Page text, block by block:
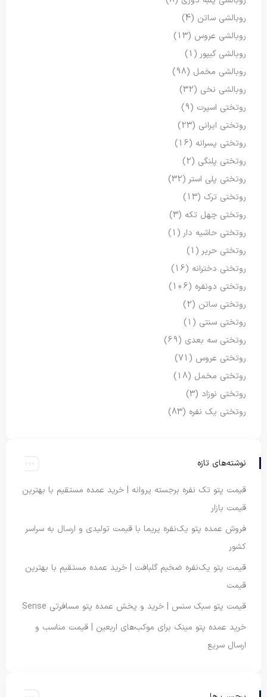
روبالشی ساتن (4)
روبالشی عروس (13)
روبالشی گیپور (1)
روبالشی مخمل (98)
روبالشی نخی (32)
روتختی اسپرت (9)
روتختی ایرانی (23)
روتختی پسرانه (16)
روتختی پلنگی (2)
روتختی پلی استر (32)
روتختی ترک (13)
روتختی چهل تکه (3)
روتختی حاشیه دار (1)
روتختی حریر (1)
روتختی دخترانه (16)
روتختی دونفره (106)
روتختی ساتن (2)
روتختی سنتی (1)
روتختی سه بعدی (69)
روتختی عروس (71)
روتختی مخمل (18)
روتختی نوزاد (3)
روتختی یک نفره (83)
نوشته‌های تازه
قیمت پتو تک نفره برجسته پروانه | خرید عمده مستقیم با بهترین
قیمت بازار
فروش عمده پتو یک‌نفره پریما با قیمت تولیدی و ارسال به سراسر
کشور
قیمت پتو یک‌نفره ضخیم گلبافت | خرید عمده مستقیم با بهترین
قیمت
قیمت پتو سبک سنس | خرید و پخش عمده پتو مسافرتی Sense
خرید عمده پتو مینک برای موکب‌های اربعین | قیمت مناسب و
ارسال سریع